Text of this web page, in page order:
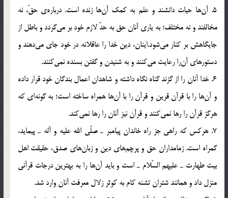
5. آن‎ها حيات دانشند و علم به كمك آن‎ها زنده است. درباره‌ي حقّ، نه
مخالفند و نه مختلف؛ به ياري آنان حق به حدّ لازم خود بر مي‎گردد و باطل از
جايگاهش بر كنار مي‎شود.اينان، دين خدا را عاقلانه در خود جاي مي‎دهند و
دستورهاي آن‎را رعايت مي‎كنند و به شنيدن و گفتن بسنده نمي‎كنند.
6. خدا آنان را از گزند گناه نگاه داشته و شاهدان اعمال بندگان خود قرار داده
و آن‎ها را با قرآن قرين و قرآن را با آن‎ها همراه ساخته است؛ به گونه‎اي كه
هرگز قرآن را رها نمي‎كنند و قرآن نيز آنان را رها نمي‎كند.
7. هركس كه راهي جز راه خاندان پيامبر ـ صلّي الله عليه و آله ـ پيمايد،
گمراه است. زمامداران حق و پرچم‎هاي دين و زبان‎هاي صدق، حقيقت اهل
بيت طهارت ـ عليهم السّلام ـ است و بايد آن‎ها را به بهترين درجات قرآني
منزل داد و همانند شتران تشنه كام به كوثر زلال معرفت آنان وارد شد.